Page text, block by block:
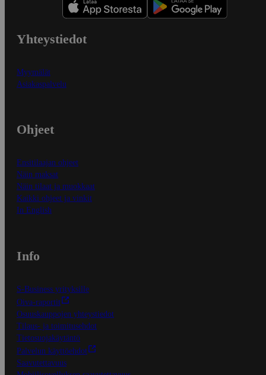
Yhteystiedot
Myymälät
Asiakaspalvelu
Ohjeet
Ensitilaajan ohjeet
Näin maksat
Näin tilaat ja muokkaat
Kaikki ohjeet ja vinkit
In English
Info
S-Business yrityksille
Oiva-raportit
Osuuskauppojen yhteystiedot
Tilaus- ja toimitusehdot
Tietosuojakäytäntö
Palvelun käyttöehdot
Saavutettavuus